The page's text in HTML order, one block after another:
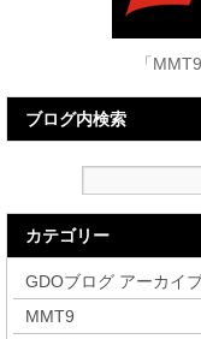
「
ブログ内検索
カテゴリー
GDOブログ アーカイ
MMT9